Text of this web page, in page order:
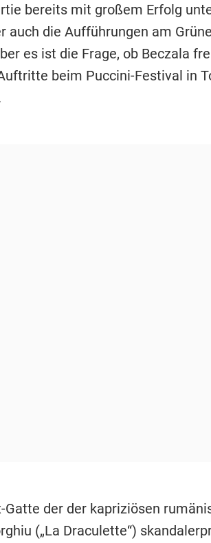
bereits mit großem Erfolg
auch die Aufführungen am
es ist die Frage, ob Beczala
beim Puccini-Festival in
der der kapriziösen
(„La Draculette“)